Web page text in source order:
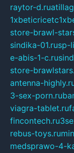
raytor-d.ru
store-brawl-
sindika-01.rusp-
e-abis-1-c.ru
store-
antenna-
3-sex-porn.ru
viagra-tablet.ru
fincontech.ru
rebus-toys.ru
medsprawo-4-